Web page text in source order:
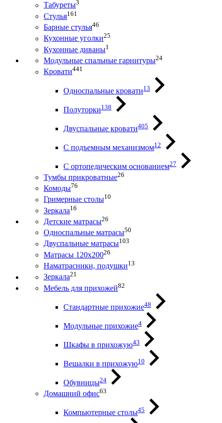
Табуреты3
Стулья161
Барные стулья46
Кухонные уголки25
Кухонные диваны1
Модульные спальные гарнитуры24
Кровати441
Односпальные кровати13
Полуторки138
Двуспальные кровати405
С подъемным механизмом12
С ортопедическим основанием27
Тумбы прикроватные26
Комоды76
Гримерные столы10
Зеркала16
Детские матрасы26
Односпальные матрасы50
Двуспальные матрасы103
Матрасы 120х20026
Наматрасники, подушки13
Зеркала21
Мебель для прихожей82
Стандартные прихожие48
Модульные прихожие4
Шкафы в прихожую43
Вешалки в прихожую10
Обувницы24
Домашний офис63
Компьютерные столы45